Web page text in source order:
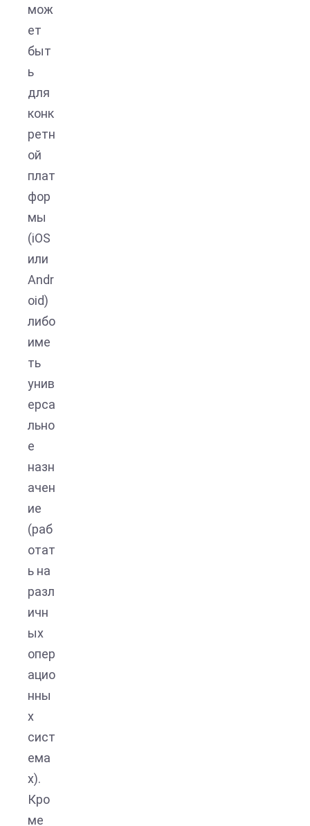
мож
ет
быт
ь
для
конк
ретн
ой
плат
фор
мы
(iOS
или
Andr
oid)
либо
име
ть
унив
ерса
льно
е
назн
ачен
ие
(раб
отат
ь на
разл
ичн
ых
опер
ацио
нны
х
сист
ема
х).
Кро
ме